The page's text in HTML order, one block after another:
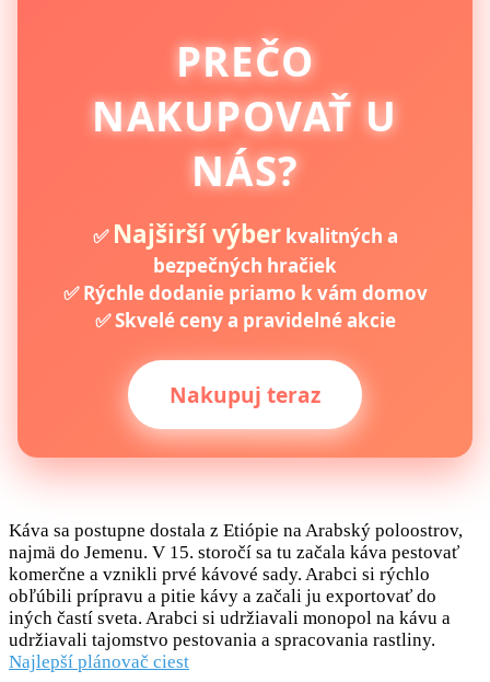
PREČO
NAKUPOVAŤ U
NÁS?
✅ Najširší výberkvalitných a
bezpečných hračiek
✅ Rýchle dodanie priamo k vám domov
✅ Skvelé ceny a pravidelné akcie
Nakupuj teraz
Káva sa postupne dostala z Etiópie na Arabský poloostrov,
najmä do Jemenu. V 15. storočí sa tu začala káva pestovať
komerčne a vznikli prvé kávové sady. Arabci si rýchlo
obľúbili prípravu a pitie kávy a začali ju exportovať do
iných častí sveta. Arabci si udržiavali monopol na kávu a
udržiavali tajomstvo pestovania a spracovania rastliny.
Najlepší plánovač ciest